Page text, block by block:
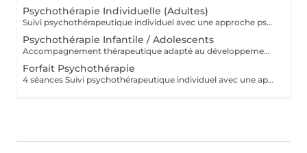
Psychothérapie Individuelle (Adultes)
Suivi psychothérapeutique individuel avec une approche psychanalytique, axé sur la connaissance de soi, l'élaboration émotionnelle, la réduction de l'anxiété et l'amélioration de la qualité de vie. SPM et Santé de la Femme Accompagnement thérapeutique axé sur la santé émotionnelle et hormonale de la femme, pouvant intégrer la psychothérapie et l'acupuncture.
Psychothérapie Infantile / Adolescents
Accompagnement thérapeutique adapté au développement émotionnel des enfants et des adolescents, avec un accent sur le comportement, les émotions et les liens familiaux. Éducation Sexuelle Émotionnelle Séances éducatives et thérapeutiques favorisant le développement sain de la sexualité, des émotions, des limites et de la communication. Prévention des Abus Sexuels Interventions psychoéducatives axées sur la prévention des abus sexuels, renforçant la conscience corporelle, émotionnelle et les stratégies de protection.
Forfait Psychothérapie
4 séances Suivi psychothérapeutique individuel avec une approche psychanalytique, axé sur la connaissance de soi, l’élaboration émotionnelle, la réduction de l’anxiété et l’amélioration de la qualité de vie.